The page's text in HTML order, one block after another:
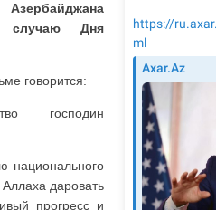
случаю Дня
говорится:
господин
национального
даровать
прогресс и